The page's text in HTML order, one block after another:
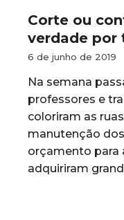
Corte ou
verdade por
6 de junho de 2019
Na semana
professores e
coloriram as
manutenção
orçamento para
adquiriram